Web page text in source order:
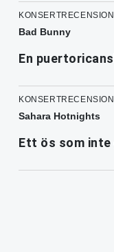
Bad Bunny
En
Sahara Hotnights
Ett ös som